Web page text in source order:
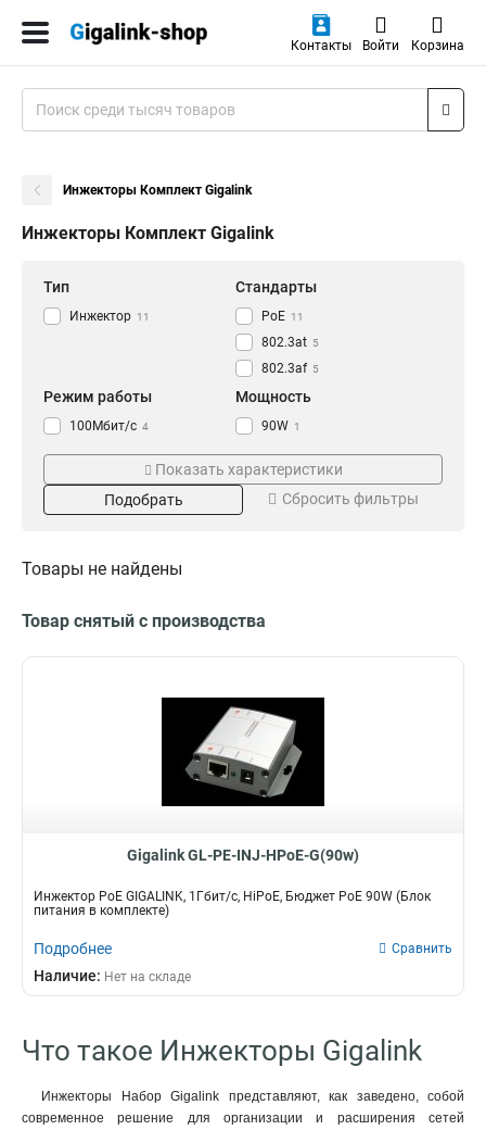
Контакты Войти Корзина
Инжекторы Комплект Gigalink
Инжекторы Комплект Gigalink
Тип
Инжектор 11
Стандарты
PoE 11
802.3at 5
802.3af 5
Режим работы
100Мбит/с 4
1Гбит/с 7
Мощность
90W 1
Серия
HiPoE 1
Поставка
Комплект
Показать характеристики
Подобрать
Сбросить фильтры
Товары не найдены
Товар снятый с производства
Gigalink GL-PE-INJ-HPoE-G(90w)
Инжектор PoE GIGALINK, 1Гбит/с, HiPoE, Бюджет PoE 90W (Блок
питания в комплекте)
Подробнее Сравнить
Наличие: Нет на складе
Что такое Инжекторы Gigalink
Инжекторы Набор Gigalink представляют, как заведено, собой
современное решение для организации и расширения сетей